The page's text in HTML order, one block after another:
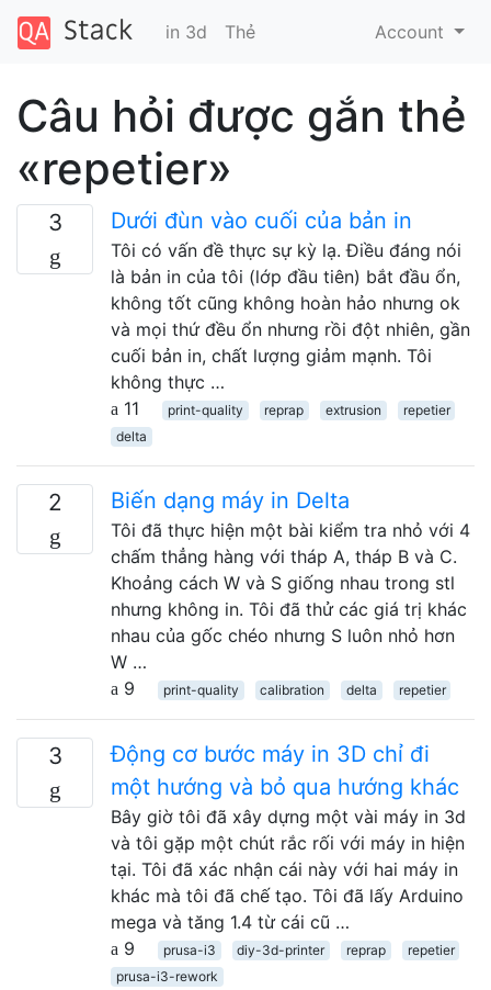
in 3d Thẻ Account
Câu hỏi được gắn thẻ
«repetier»
3 Dưới đùn vào cuối của bản in
Tôi có vấn đề thực sự kỳ lạ. Điều đáng nói
là bản in của tôi (lớp đầu tiên) bắt đầu ổn,
không tốt cũng không hoàn hảo nhưng ok
và mọi thứ đều ổn nhưng rồi đột nhiên, gần
cuối bản in, chất lượng giảm mạnh. Tôi
không thực …
11
print-quality reprap extrusion
repetier
delta
2 Biến dạng máy in Delta
Tôi đã thực hiện một bài kiểm tra nhỏ với 4
chấm thẳng hàng với tháp A, tháp B và C.
Khoảng cách W và S giống nhau trong stl
nhưng không in. Tôi đã thử các giá trị khác
nhau của gốc chéo nhưng S luôn nhỏ hơn
W …
9
print-quality calibration delta repetier
3
Động cơ bước máy in 3D chỉ đi
một hướng và bỏ qua hướng khác
Bây giờ tôi đã xây dựng một vài máy in 3d
và tôi gặp một chút rắc rối với máy in hiện
tại. Tôi đã xác nhận cái này với hai máy in
khác mà tôi đã chế tạo. Tôi đã lấy Arduino
mega và tăng 1.4 từ cái cũ …
9
prusa-i3 diy-3d-printer reprap
repetier
prusa-i3-rework